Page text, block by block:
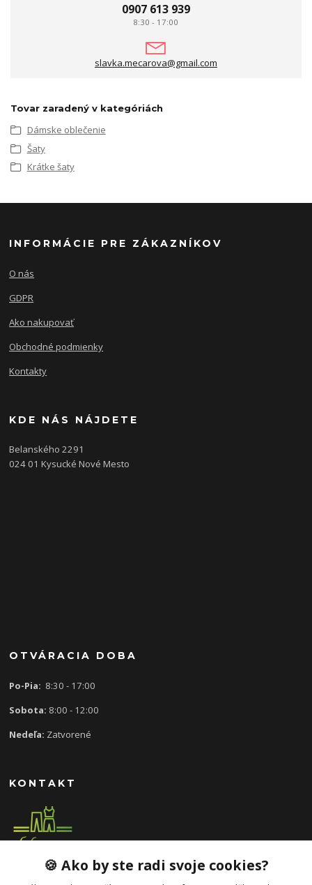
0907 613 939
8:30 - 17:00
slavka.mecarova@gmail.com
Tovar zaradený v kategóriách
Dámske oblečenie
Šaty
Krátke šaty
INFORMÁCIE PRE ZÁKAZNÍKOV
O nás
GDPR
Ako nakupovať
Obchodné podmienky
Kontakty
KDE NÁS NÁJDETE
Belanského 2291
024 01 Kysucké Nové Mesto
OTVÁRACIA DOBA
Po-Pia: 8:30 - 17:00
Sobota: 8:00 - 12:00
Nedeľa: Zatvorené
KONTAKT
0907 613 939
🍪 Ako by ste radi svoje cookies?